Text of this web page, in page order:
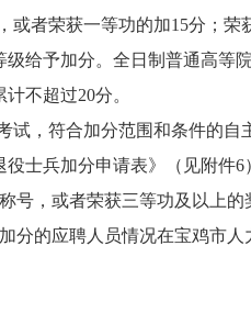
者荣获一等功的加15分；荣
给予加分。全日制普通高等
不超过20分。
，符合加分范围和条件的自
役士兵加分申请表》（见附件
，或者荣获三等功及以上的
分的应聘人员情况在宝鸡市